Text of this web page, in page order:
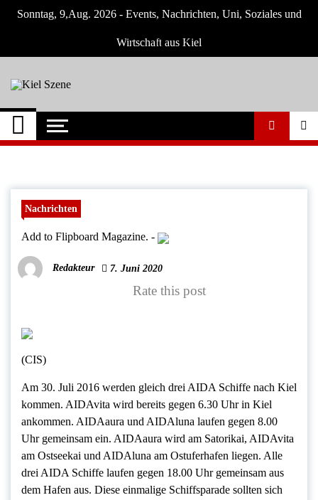
Skip
Sonntag, 9,Aug. 2026 - Events, Nachrichten, Uni, Soziales und
Wirtschaft aus Kiel
Kiel Szene
Neuigkeiten und Nachrichten aus Kiel und
Umgebung
Nachrichten
Add to Flipboard Magazine. -
Redakteur 7. Juni 2020
Rate this post
(CIS)
Am 30. Juli 2016 werden gleich drei AIDA Schiffe nach Kiel
kommen. AIDAvita wird bereits gegen 6.30 Uhr in Kiel
ankommen. AIDAaura und AIDAluna laufen gegen 8.00
Uhr gemeinsam ein. AIDAaura wird am Satorikai, AIDAvita
am Ostseekai und AIDAluna am Ostuferhafen liegen. Alle
drei AIDA Schiffe laufen gegen 18.00 Uhr gemeinsam aus
dem Hafen aus. Diese einmalige Schiffsparade sollten sich